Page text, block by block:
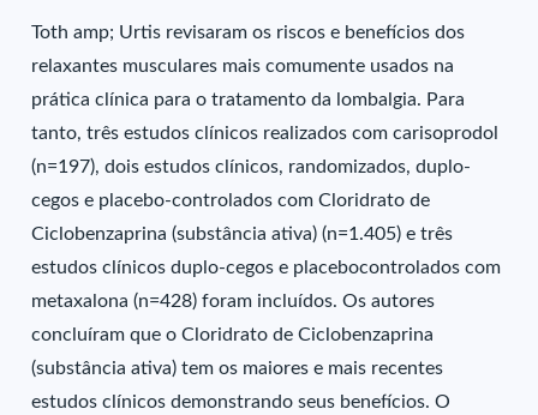
Toth amp; Urtis revisaram os riscos e benefícios dos
relaxantes musculares mais comumente usados na
prática clínica para o tratamento da lombalgia. Para
tanto, três estudos clínicos realizados com carisoprodol
(n=197), dois estudos clínicos, randomizados, duplo-
cegos e placebo-controlados com Cloridrato de
Ciclobenzaprina (substância ativa) (n=1.405) e três
estudos clínicos duplo-cegos e placebocontrolados com
metaxalona (n=428) foram incluídos. Os autores
concluíram que o Cloridrato de Ciclobenzaprina
(substância ativa) tem os maiores e mais recentes
estudos clínicos demonstrando seus benefícios. O